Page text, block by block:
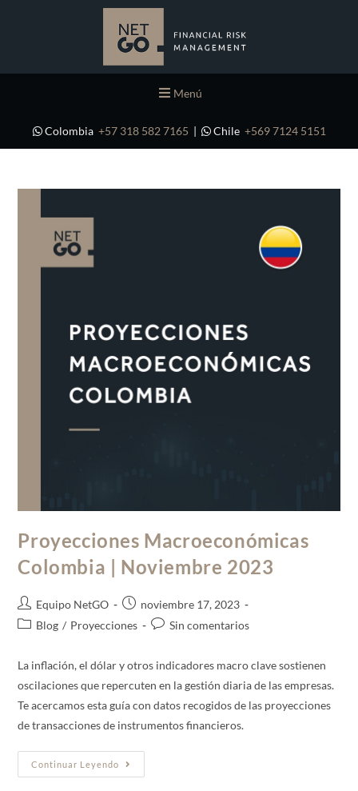
Menú
Colombia +57 318 582 7165 | Chile +569 7124 5151
Proyecciones Macroeconómicas
Colombia | Noviembre 2023
Equipo NetGO
noviembre 17, 2023
Blog / Proyecciones Sin comentarios
La inflación, el dólar y otros indicadores macro clave sostienen
oscilaciones que repercuten en la gestión diaria de las empresas.
Te acercamos esta guía con datos recogidos de las proyecciones
de transacciones de instrumentos financieros.
Continuar Leyendo